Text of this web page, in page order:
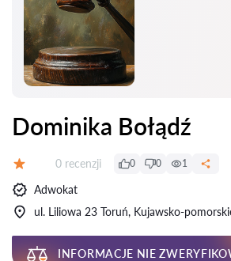
Dominika Bołądź
Recenzji:
0 recenzji 0 0 1
Adwokat
ul. Liliowa 23 Toruń, Kujawsko-
INFORMACJE NIE